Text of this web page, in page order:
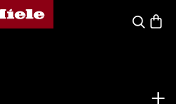
di Miele
Cerca